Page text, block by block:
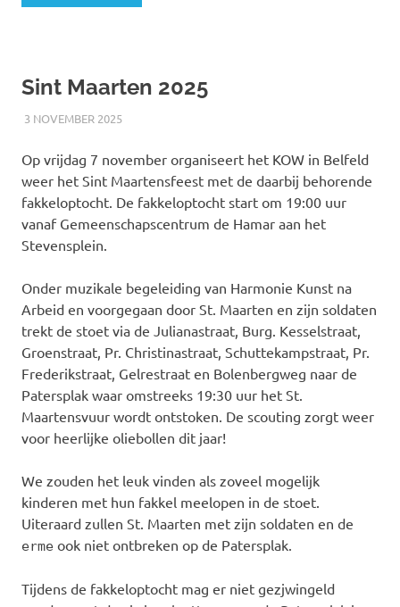
Sint Maarten 2025
3 NOVEMBER 2025RICK
NIEUWS
Op vrijdag 7 november organiseert het KOW in Belfeld
weer het Sint Maartensfeest met de daarbij behorende
fakkeloptocht. De fakkeloptocht start om 19:00 uur
vanaf Gemeenschapscentrum de Hamar aan het
Stevensplein.
Onder muzikale begeleiding van Harmonie Kunst na
Arbeid en voorgegaan door St. Maarten en zijn soldaten
trekt de stoet via de Julianastraat, Burg. Kesselstraat,
Groenstraat, Pr. Christinastraat, Schuttekampstraat, Pr.
Frederikstraat, Gelrestraat en Bolenbergweg naar de
Patersplak waar omstreeks 19:30 uur het St.
Maartensvuur wordt ontstoken. De scouting zorgt weer
voor heerlijke oliebollen dit jaar!
We zouden het leuk vinden als zoveel mogelijk
kinderen met hun fakkel meelopen in de stoet.
Uiteraard zullen St. Maarten met zijn soldaten en de
erme ook niet ontbreken op de Patersplak.
Tijdens de fakkeloptocht mag er niet gezjwingeld